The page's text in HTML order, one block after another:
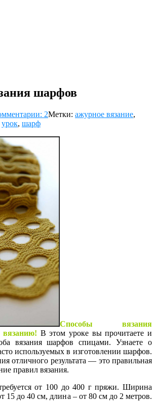
шарфов
2Метки: ажурное вязание,
урок, шарф
Способы вязания
В этом уроке вы прочитаете и
вязания шарфов спицами. Узнаете о
используемых в изготовлении шарфов.
отличного результата — это правильная
правил вязания.
от 100 до 400 г пряжи. Ширина
15 до 40 см, длина – от 80 см до 2 метров.